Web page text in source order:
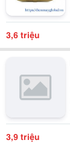
3,6 triệu
3,9 triệu